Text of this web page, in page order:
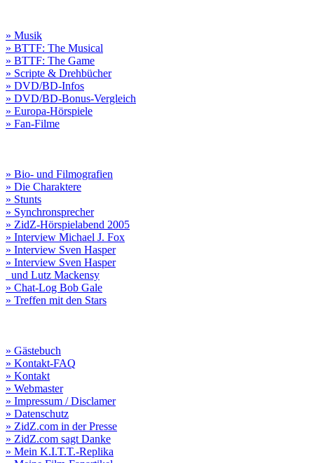
» Musik
» BTTF: The Musical
» BTTF: The Game
» Scripte & Drehbücher
» DVD/BD-Infos
» DVD/BD-Bonus-Vergleich
» Europa-Hörspiele
» Fan-Filme
» Bio- und Filmografien
» Die Charaktere
» Stunts
» Synchronsprecher
» ZidZ-Hörspielabend 2005
» Interview Michael J. Fox
» Interview Sven Hasper
» Interview Sven Hasper
und Lutz Mackensy
» Chat-Log Bob Gale
» Treffen mit den Stars
» Gästebuch
» Kontakt-FAQ
» Kontakt
» Webmaster
» Impressum / Disclamer
» Datenschutz
» ZidZ.com in der Presse
» ZidZ.com sagt Danke
» Mein K.I.T.T.-Replika